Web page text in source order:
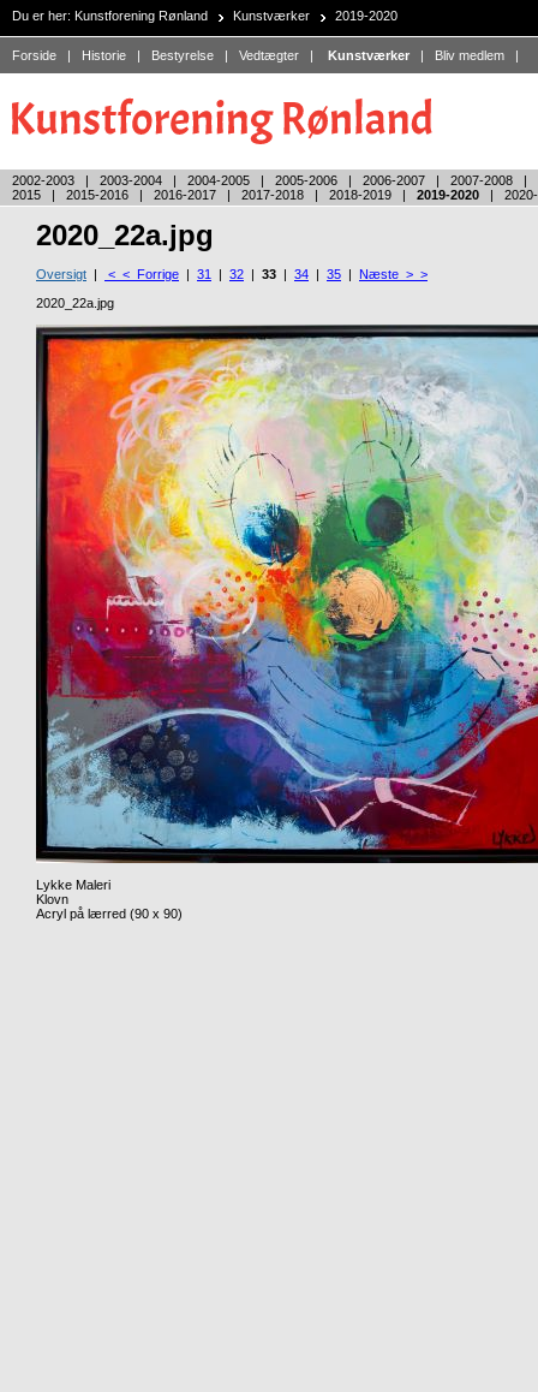
Du er her: Kunstforening Rønland Kunstværker 2019-2020
Forside | Historie | Bestyrelse | Vedtægter | Kunstværker | Bliv medlem |
2002-2003 | 2003-2004 | 2004-2005 | 2005-2006 | 2006-2007 | 2007-2008 |
2015 | 2015-2016 | 2016-2017 | 2017-2018 | 2018-2019 | 2019-2020 |
2020_22a.jpg
Oversigt | < < Forrige | 31 | 32 | 33 | 34 | 35 | Næste > >
2020_22a.jpg
Lykke Maleri
Klovn
Acryl på lærred (90 x 90)